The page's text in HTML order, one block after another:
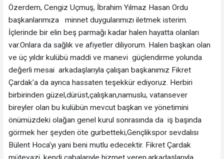
Özerdem, Cengiz Uçmuş, İbrahim Yılmaz Hasan Ordu
başkanlarımıza minnet duygularımızı iletmek isterim.
İçlerinde bir elin beş parmağı kadar halen hayatta olanları
var.Onlara da sağlık ve afiyetler diliyorum. Halen başkan olan
ve üç yıldır kulübü maddi ve manevi güçlendirme yolunda
değerli mesai arkadaşlarıyla çalışan başkanımız Fikret
Çardak’a da ayrıca hassaten teşekkür ediyoruz. Herbiri
birbirinden güzel,dürüst,çalışkan,namuslu, vatansever
bireyler olan bu kulübün mevcut başkan ve yönetimini
önümüzdeki olağan genel kurul sonrasında da iş başında
görmek her şeyden öte gurbetteki,Gençlikspor sevdalısı
Bülent Hoca’yı yani beni mutlu edecektir. Fikret Çardak